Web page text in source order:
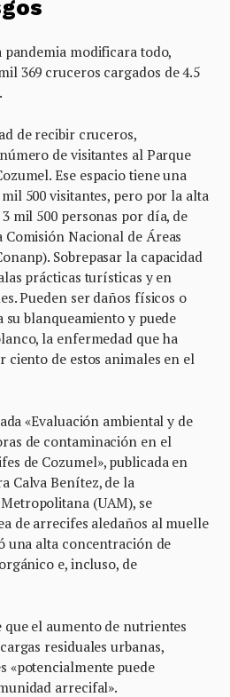
pandemia modificara todo,
369 cruceros cargados de 4.5
de recibir cruceros,
de visitantes al Parque
Ese espacio tiene una
500 visitantes, pero por la alta
mil 500 personas por día, de
Comisión Nacional de Áreas
Sobrepasar la capacidad
prácticas turísticas y en
Pueden ser daños físicos o
su blanqueamiento y puede
la enfermedad que ha
ciento de estos animales en el
«Evaluación ambiental y de
de contaminación en el
de Cozumel», publicada en
Calva Benítez, de la
(UAM), se
de arrecifes aledaños al muelle
una alta concentración de
e, incluso, de
que el aumento de nutrientes
residuales urbanas,
«potencialmente puede
arrecifal».